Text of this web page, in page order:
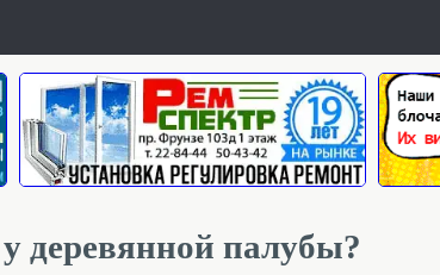
деревянной палубы?